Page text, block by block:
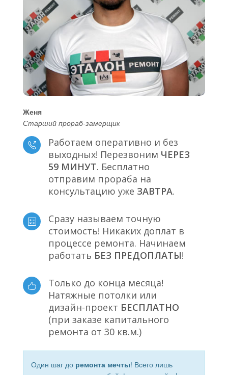
Женя
Старший прораб-замерщик
Работаем оперативно и без
выходных! Перезвоним ЧЕРЕЗ
59 МИНУТ. Бесплатно
отправим прораба на
консультацию уже ЗАВТРА.
Сразу называем точную
стоимость! Никаких доплат в
процессе ремонта. Начинаем
работать БЕЗ ПРЕДОПЛАТЫ!
Только до конца месяца!
Натяжные потолки или
дизайн-проект БЕСПЛАТНО
(при заказе капитального
ремонта от 30 кв.м.)
Один шаг до ремонта мечты! Всего лишь